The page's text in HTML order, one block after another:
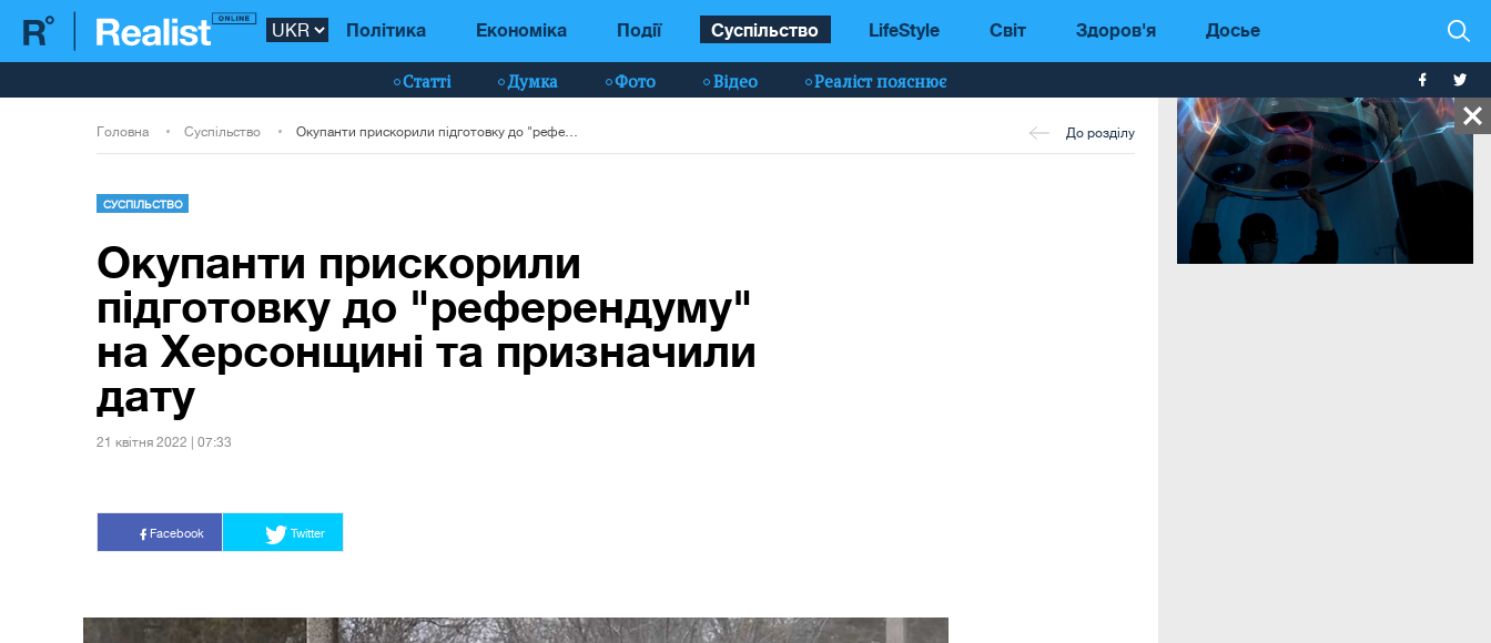
Політика Економіка Події Суспільство LifeStyle Світ Здоров'я Досье
Статті Думка Фото Відео Реаліст пояснює
Головна Суспільство До розділу
СУСПІЛЬСТВО
Окупанти прискорили
підготовку до "референдуму"
на Херсонщині та призначили
дату
21 квiтня 2022 | 07:33
Facebook Twitter